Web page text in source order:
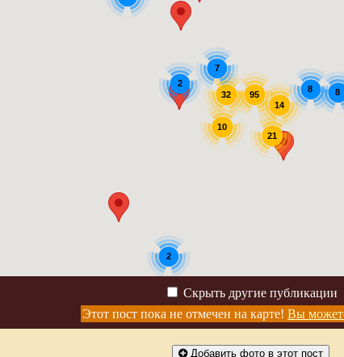
32 95
21
10
14
2
7
8
2
8
Скрыть другие публикации
Этот пост пока не отмечен на карте! Вы
Добавить фото в этот пост